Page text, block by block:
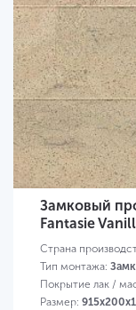
Замковый
Fantasie
Страна
Тип монтажа:
Покрытие лак /
Размер: